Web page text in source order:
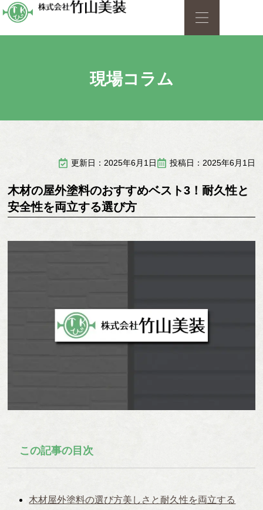
現場コラム
更新日：2025年6月1日 投稿日：2025年6月1日
木材の屋外塗料のおすすめベスト3！耐久性と
安全性を両立する選び方
この記事の目次
木材屋外塗料の選び方美しさと耐久性を両立する